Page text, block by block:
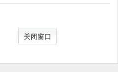
关闭窗口